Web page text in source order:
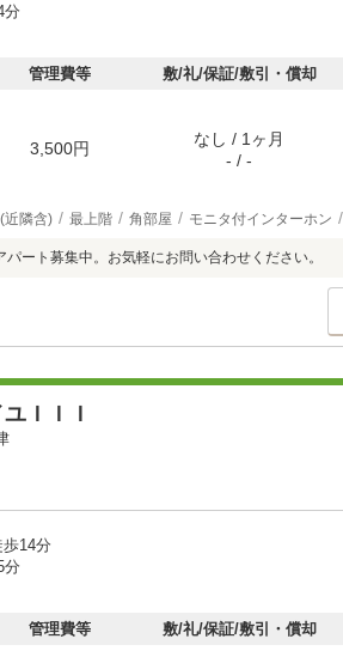
分
管理費等 敷/礼/保証/敷引・償却
3,500円
なし / 1ヶ月
- / -
近隣含) 最上階 角部屋 モニタ付インターホン
ート募集中。お気軽にお問い合わせください。
ＩＩＩ
14分
分
管理費等 敷/礼/保証/敷引・償却